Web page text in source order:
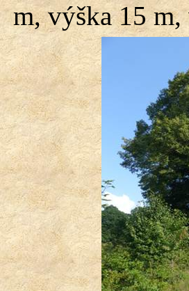
m, výška 15